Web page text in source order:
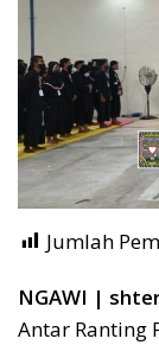
Jumlah
NGAWI |
Antar Ranting